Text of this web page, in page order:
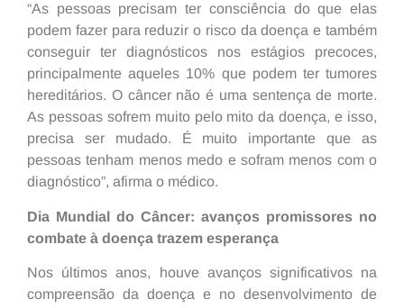
“As pessoas precisam ter consciência do que elas
podem fazer para reduzir o risco da doença e também
conseguir ter diagnósticos nos estágios precoces,
principalmente aqueles 10% que podem ter tumores
hereditários. O câncer não é uma sentença de morte.
As pessoas sofrem muito pelo mito da doença, e isso,
precisa ser mudado. É muito importante que as
pessoas tenham menos medo e sofram menos com o
diagnóstico”, afirma o médico.
Dia Mundial do Câncer: avanços promissores no
combate à doença trazem esperança
Nos últimos anos, houve avanços significativos na
compreensão da doença e no desenvolvimento de